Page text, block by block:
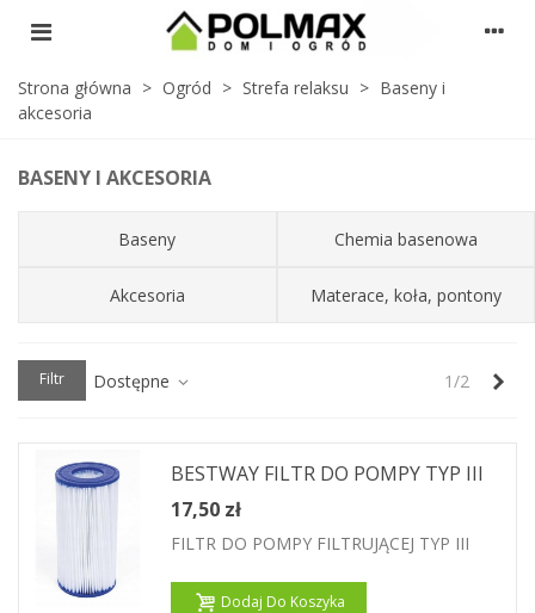
Strona główna > Ogród > Strefa relaksu > Baseny i
akcesoria
BASENY I AKCESORIA
Baseny Chemia basenowa
Akcesoria Materace, koła, pontony
Filtr Dostępne 1/2
BESTWAY FILTR DO POMPY TYP III
17,50 zł
FILTR DO POMPY FILTRUJĄCEJ TYP III
Dodaj Do Koszyka